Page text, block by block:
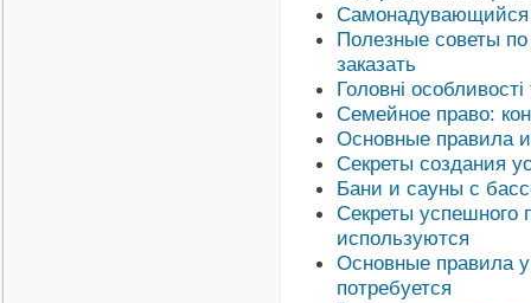
Самонадувающийся
Полезные советы
заказать
Головні
Семейное право:
Основные правила
Секреты создания
Бани и сауны с
Секреты успешного
используются
Основные правила
потребуется